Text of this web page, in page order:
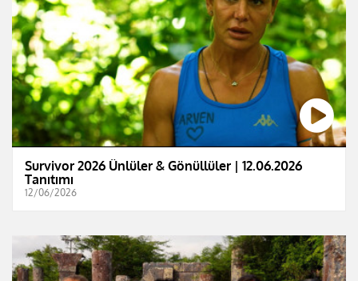
Survivor 2026 Ünlüler & Gönüllüler | 12.06.2026
Tanıtımı
12/06/2026